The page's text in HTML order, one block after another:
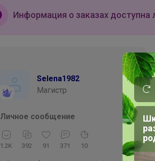
Информация о заказах доступна
Selena1982
Магистр
Личное сообщение
1.2K 392 91 371 10